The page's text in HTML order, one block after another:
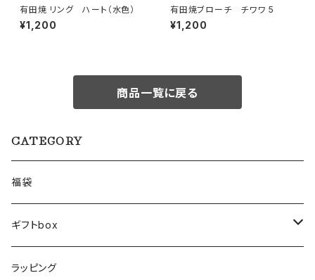
有田焼 リング ハート（水色）
¥1,200
有田焼ブローチ チワワ 5
¥1,200
商品一覧に戻る
CATEGORY
福袋
ギフトbox
Lサイズ
ラッピング